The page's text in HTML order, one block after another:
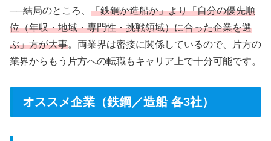
──結局のところ、 「鉄鋼か造船か」より「自分の優先順
位（年収・地域・専門性・挑戦領域）に合った企業を選
ぶ」方が大事。両業界は密接に関係しているので、片方の
業界からもう片方への転職もキャリア上で十分可能です。
オススメ企業（鉄鋼／造船 各3社）